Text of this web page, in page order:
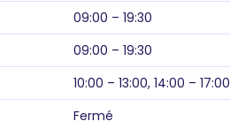
09:00 – 19:30
09:00 – 19:30
10:00 – 13:00, 14:00 – 17:00
Fermé